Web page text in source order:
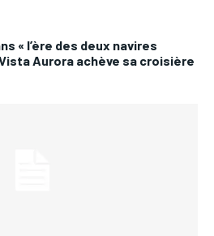
« l’ère des deux navires
Aurora achève sa croisière